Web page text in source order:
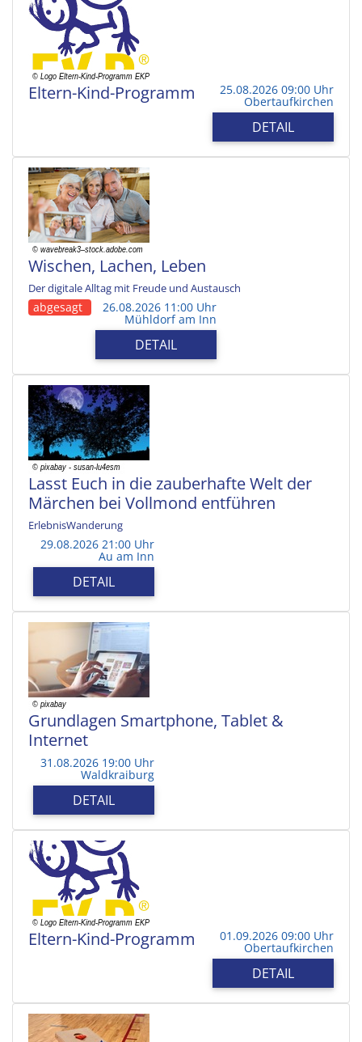
Eltern-Kind-Programm 25.08.2026 09:00 Uhr
Obertaufkirchen
DETAIL
Wischen, Lachen, Leben
Der digitale Alltag mit Freude und Austausch
abgesagt 26.08.2026 11:00 Uhr
Mühldorf am Inn
DETAIL
Lasst Euch in die zauberhafte Welt der
Märchen bei Vollmond entführen
ErlebnisWanderung
29.08.2026 21:00 Uhr
Au am Inn
DETAIL
Grundlagen Smartphone, Tablet &
Internet
31.08.2026 19:00 Uhr
Waldkraiburg
DETAIL
Eltern-Kind-Programm 01.09.2026 09:00 Uhr
Obertaufkirchen
DETAIL